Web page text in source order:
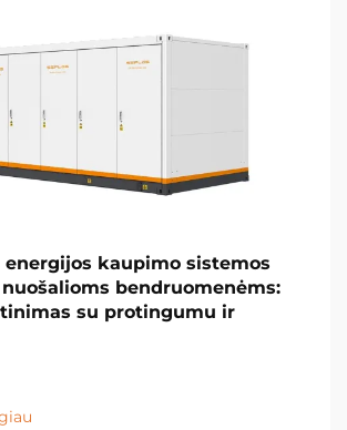
energijos kaupimo sistemos
bendruomenėms:
su protingumu ir